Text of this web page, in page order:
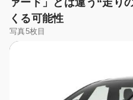
ァード」とは違う“走り
くる可能性
写真5枚目